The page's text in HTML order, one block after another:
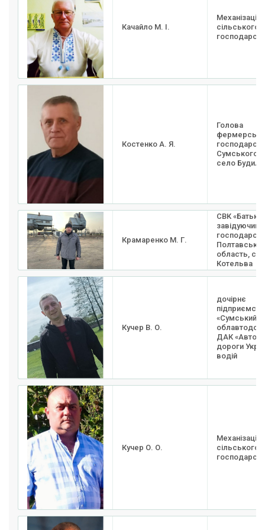
Качайло М. І.
Механізація
сільського
Костенко А. Я.
Голова
Сумського
село
Крамаренко М. Г.
СВК
завідуючий
Полтавська
область,
Котельва
Кучер В. О.
дочірнє
«Сумський
ДАК
дороги
водій
Кучер О. О.
Механізація
сільського